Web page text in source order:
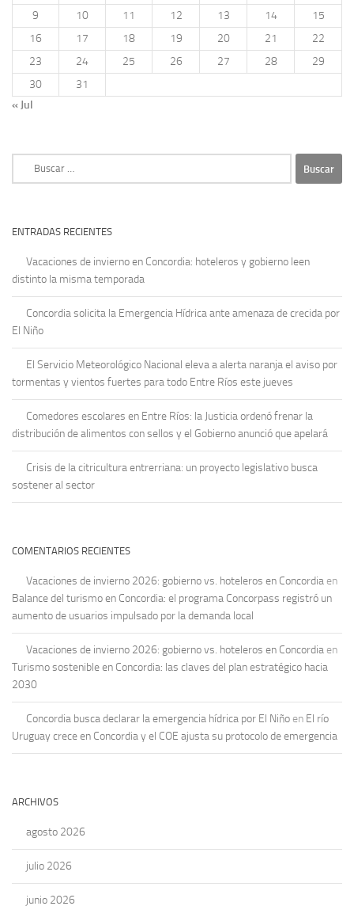
9
10 11 12 13 14
15
16
17 18 19 20 21
22
23
24 25 26 27 28
29
30
31
« Jul
ENTRADAS RECIENTES
Vacaciones de invierno en Concordia: hoteleros y gobierno leen
distinto la misma temporada
Concordia solicita la Emergencia Hídrica ante amenaza de crecida por
El Niño
El Servicio Meteorológico Nacional eleva a alerta naranja el aviso por
tormentas y vientos fuertes para todo Entre Ríos este jueves
Comedores escolares en Entre Ríos: la Justicia ordenó frenar la
distribución de alimentos con sellos y el Gobierno anunció que apelará
Crisis de la citricultura entrerriana: un proyecto legislativo busca
sostener al sector
COMENTARIOS RECIENTES
Vacaciones de invierno 2026: gobierno vs. hoteleros en Concordia en
Balance del turismo en Concordia: el programa Concorpass registró un
aumento de usuarios impulsado por la demanda local
Vacaciones de invierno 2026: gobierno vs. hoteleros en Concordia en
Turismo sostenible en Concordia: las claves del plan estratégico hacia
2030
Concordia busca declarar la emergencia hídrica por El Niño en El río
Uruguay crece en Concordia y el COE ajusta su protocolo de emergencia
ARCHIVOS
agosto 2026
julio 2026
junio 2026